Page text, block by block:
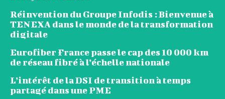
Réinvention du Groupe Infodis : Bienvenue à
TENEXA dans le monde de la transformation
digitale
Eurofiber France passe le cap des 10 000 km
de réseau fibré à l’échelle nationale
L’intérêt de la DSI de transition à temps
partagé dans une PME